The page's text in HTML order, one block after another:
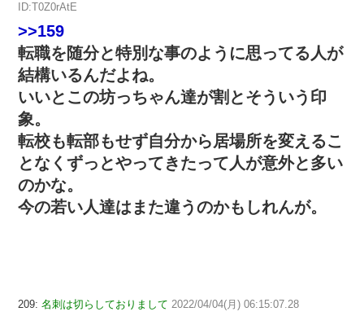
ID:T0Z0rAtE
>>159
転職を随分と特別な事のように思ってる人が
結構いるんだよね。
いいとこの坊っちゃん達が割とそういう印
象。
転校も転部もせず自分から居場所を変えるこ
となくずっとやってきたって人が意外と多い
のかな。
今の若い人達はまた違うのかもしれんが。
209: 名刺は切らしておりまして 2022/04/04(月) 06:15:07.28